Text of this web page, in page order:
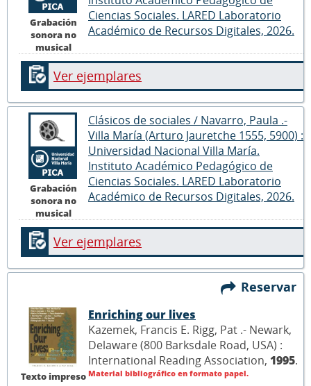
Grabación
sonora no
musical
Ciencias Sociales. LARED Laboratorio
Académico de Recursos Digitales, 2026.
Ver ejemplares
Grabación
sonora no
musical
Clásicos de sociales / Navarro, Paula .-
Villa María (Arturo Jauretche 1555, 5900) :
Universidad Nacional Villa María.
Instituto Académico Pedagógico de
Ciencias Sociales. LARED Laboratorio
Académico de Recursos Digitales, 2026.
Ver ejemplares
Reservar
Texto impreso
Enriching our lives
Kazemek, Francis E. Rigg, Pat .- Newark,
Delaware (800 Barksdale Road, USA) :
International Reading Association, 1995.
Material bibliográfico en formato papel.